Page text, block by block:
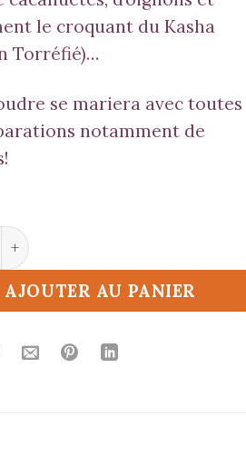
le croquant du Kasha
Torréfié)…
se mariera avec toutes
notamment de
Satay Breizh Spirit
AJOUTER AU PANIER